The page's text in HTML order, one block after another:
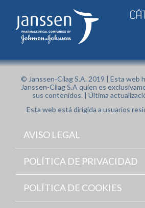
© Janssen-Cilag S.A. 2019 | Esta web
Janssen-Cilag S.A quien es
sus contenidos. | Última
Esta web está dirigida a usuarios
AVISO LEGAL
POLÍTICA DE PRIVACIDAD
POLÍTICA DE COOKIES